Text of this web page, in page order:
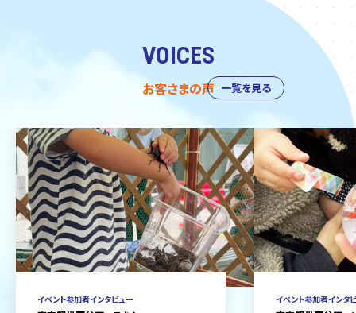
VOICES
お客さまの声
イベント参加者インタビュー イベント参加者インタ
一覧を見る